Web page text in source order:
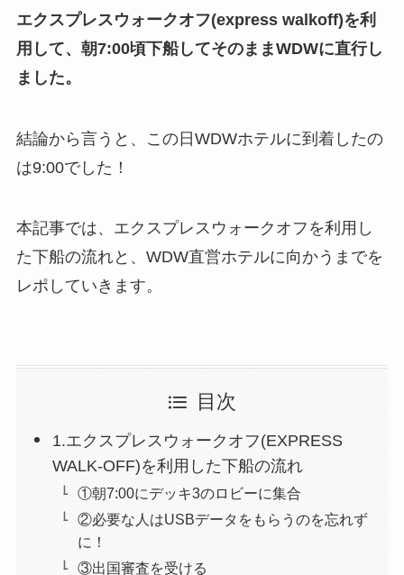
エクスプレスウォークオフ(express walkoff)を利
用して、朝7:00頃下船してそのままWDWに直行し
ました。
結論から言うと、
この日WDWホテルに到着したの
は9:00でした！
本記事では、エクスプレスウォークオフを利用し
た下船の流れと、WDW直営ホテルに向かうまでを
レポしていきます。
目次
1.エクスプレスウォークオフ(EXPRESS
WALK-OFF)を利用した下船の流れ
①朝7:00にデッキ3のロビーに集合
②必要な人はUSBデータをもらうのを忘れず
に！
③出国審査を受ける